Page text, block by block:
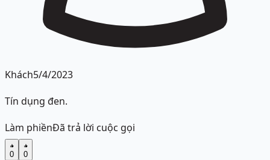
Khách5/4/2023
Tín dụng đen.
Làm phiềnĐã trả lời cuộc gọi
0 0